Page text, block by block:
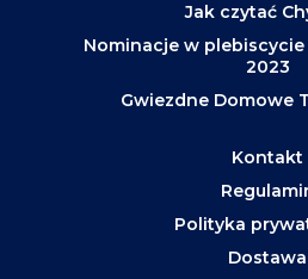
Jak czytać
Nominacje w plebiscycie
2023
Gwiezdne Domowe
Kontakt
Polityka
Dostawa